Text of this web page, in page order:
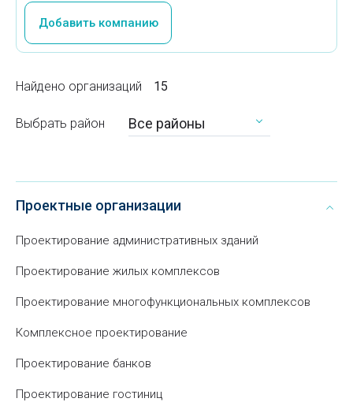
Добавить компанию
Найдено организаций 15
Выбрать район Все районы
Проектные организации
Проектирование административных зданий
Проектирование жилых комплексов
Проектирование многофункциональных комплексов
Комплексное проектирование
Проектирование банков
Проектирование гостиниц